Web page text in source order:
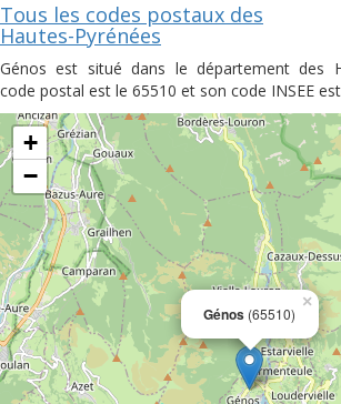
Tous les codes postaux des
Hautes-Pyrénées
Génos est situé dans le département des
code postal est le 65510 et son code INSEE
Génos (65510)
×
+
−